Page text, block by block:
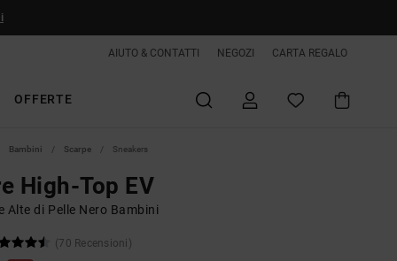
AIUTO & CONTATTI NEGOZI CARTA REGALO
OFFERTE
Bambini Scarpe Sneakers
High-Top EV
Alte di Pelle Nero Bambini
(70 Recensioni)